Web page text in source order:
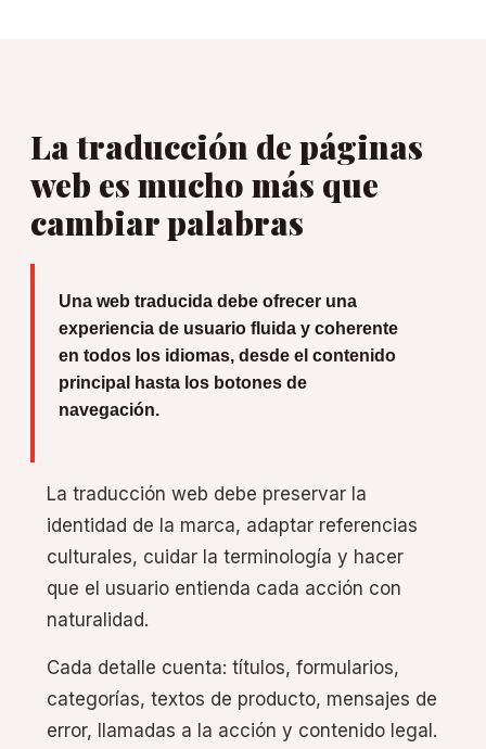
La traducción de páginas
web es mucho más que
cambiar palabras
Una web traducida debe ofrecer una
experiencia de usuario fluida y coherente
en todos los idiomas, desde el contenido
principal hasta los botones de
navegación.
La traducción web debe preservar la
identidad de la marca, adaptar referencias
culturales, cuidar la terminología y hacer
que el usuario entienda cada acción con
naturalidad.
Cada detalle cuenta: títulos, formularios,
categorías, textos de producto, mensajes de
error, llamadas a la acción y contenido legal.